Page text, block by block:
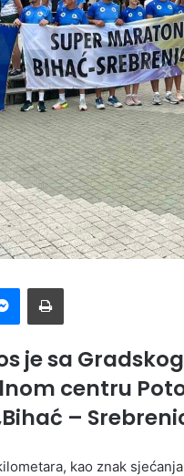
je sa
centru
–
kao znak